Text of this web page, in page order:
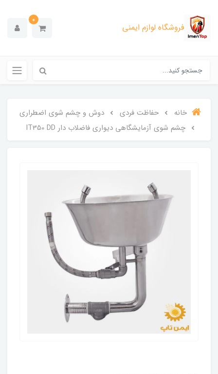
فروشگاه لوازم ایمنی
0
خانه حفاظت فردی
دوش و چشم شوی اضطراری
چشم شوی آزمایشگاهی دیواری فاضلاب دار IT350 DD